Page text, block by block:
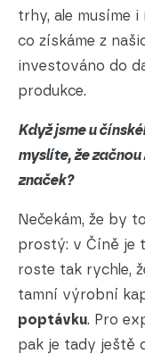
trhy, ale musíme
co získáme z
investováno do
produkce.
Když jsme u
myslíte, že
značek?
Nečekám, že by
prostý: v Číně je
roste tak rychle,
tamní výrobní
poptávku. Pro
pak je tady ještě